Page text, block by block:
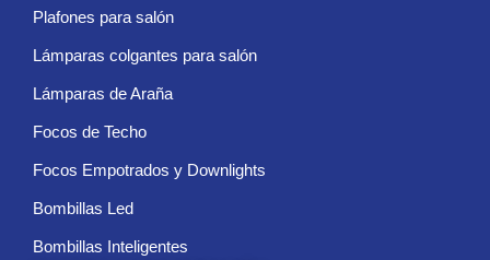
óPlafones para salón
Lámparas colgantes para salón
Lámparas de Araña
Focos de Techo
Focos Empotrados y Downlights
Bombillas Led
Bombillas Inteligentes